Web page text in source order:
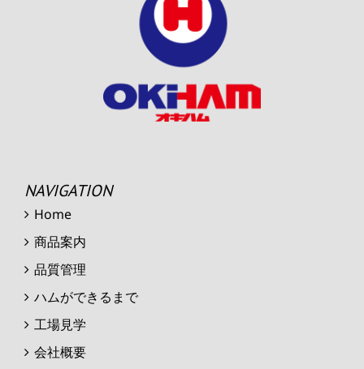
NAVIGATION
Home
商品案内
品質管理
ハムができるまで
工場見学
会社概要